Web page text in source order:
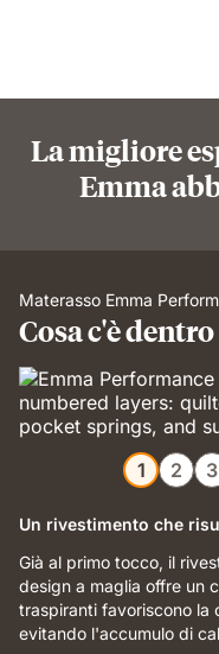
La migliore
Emma
Materasso Emma
Cosa c'è
1 2 3
Un rivestimento che
Già al primo tocco, il
design a maglia offre un
traspiranti favoriscono la
evitando l'accumulo di